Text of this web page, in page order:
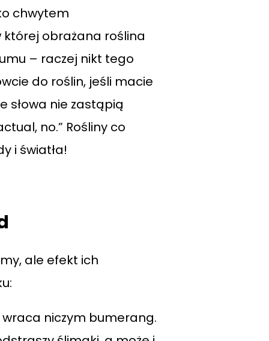
chwytem
której obrażana roślina
– raczej nikt tego
do roślin, jeśli macie
słowa nie zastąpią
no.” Rośliny co
i światła!
ale efekt ich
niczym bumerang.